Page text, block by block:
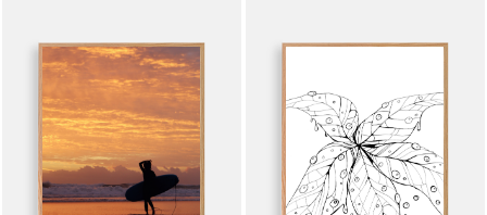
useampi
muunnelma.
tehdä
valinnat
tuotteen
useampi
tuotteen